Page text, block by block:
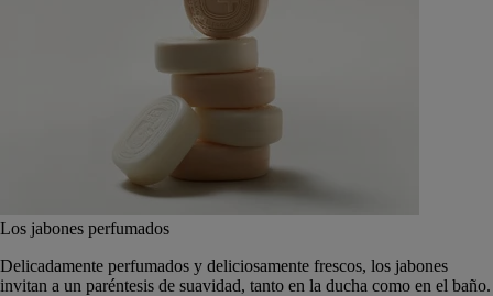
Los jabones perfumados
Delicadamente perfumados y deliciosamente frescos, los jabones
invitan a un paréntesis de suavidad, tanto en la ducha como en el baño.